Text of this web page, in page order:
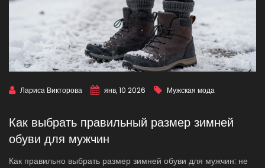
Лариса Викторова янв, 10 2026 Мужская мода
Как выбрать правильный размер зимней
обуви для мужчин
Как правильно выбрать размер зимней обуви для мужчин: не